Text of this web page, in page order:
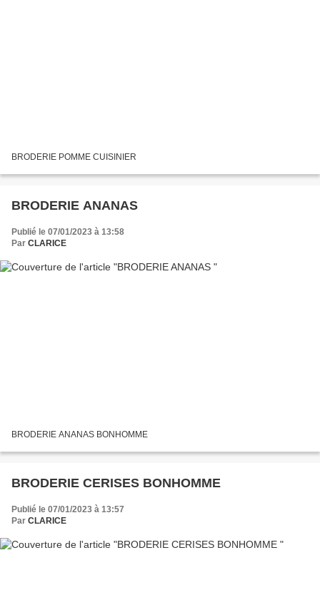
BRODERIE POMME CUISINIER
BRODERIE ANANAS
Publié le 07/01/2023 à 13:58
Par CLARICE
BRODERIE ANANAS BONHOMME
BRODERIE CERISES BONHOMME
Publié le 07/01/2023 à 13:57
Par CLARICE